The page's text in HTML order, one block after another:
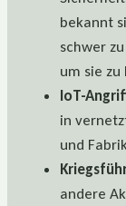
bekannt
schwer
um sie zu
IoT-
in
und
andere